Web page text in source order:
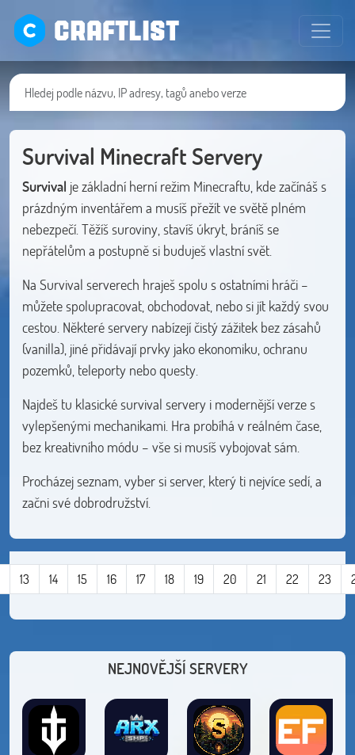
CRAFTLIST
Survival Minecraft Servery
Survival je základní herní režim Minecraftu, kde začínáš s
prázdným inventářem a musíš přežít ve světě plném
nebezpečí. Těžíš suroviny, stavíš úkryt, bráníš se
nepřátelům a postupně si buduješ vlastní svět.
Na Survival serverech hraješ spolu s ostatními hráči –
můžete spolupracovat, obchodovat, nebo si jít každý svou
cestou. Některé servery nabízejí čistý zážitek bez zásahů
(vanilla), jiné přidávají prvky jako ekonomiku, ochranu
pozemků, teleporty nebo questy.
Najdeš tu klasické survival servery i modernější verze s
vylepšenými mechanikami. Hra probíhá v reálném čase,
bez kreativního módu – vše si musíš vybojovat sám.
Procházej seznam, vyber si server, který ti nejvíce sedí, a
začni své dobrodružství.
13 14 15 16 17 18 19 20 21 22 23
NEJNOVĚJŠÍ SERVERY